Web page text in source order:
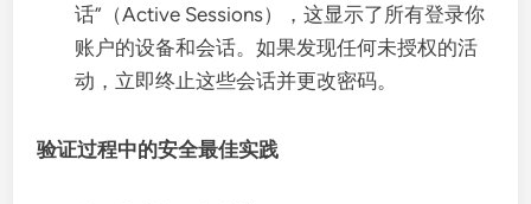
话”（Active Sessions），这显示了所有登录你
账户的设备和会话。如果发现任何未授权的活
动，立即终止这些会话并更改密码。
验证过程中的安全最佳实践